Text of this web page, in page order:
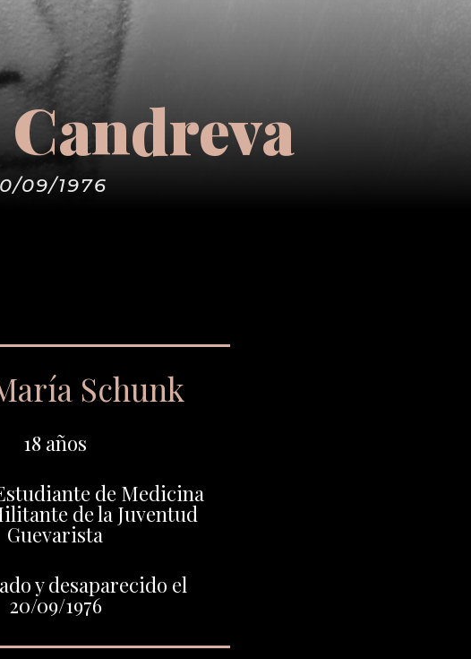
09/1976
Schunk
18 años
de Medicina
de la Juventud
Guevarista
y desaparecido el
20/09/1976